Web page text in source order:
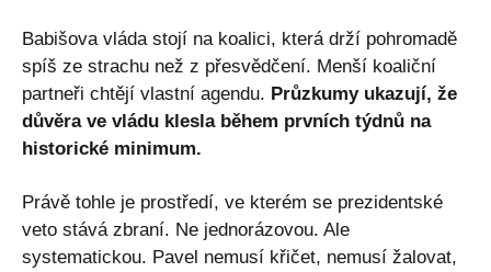
Babišova vláda stojí na koalici, která drží pohromadě
spíš ze strachu než z přesvědčení. Menší koaliční
partneři chtějí vlastní agendu. Průzkumy ukazují, že
důvěra ve vládu klesla během prvních týdnů na
historické minimum.
Právě tohle je prostředí, ve kterém se prezidentské
veto stává zbraní. Ne jednorázovou. Ale
systematickou. Pavel nemusí křičet, nemusí žalovat,